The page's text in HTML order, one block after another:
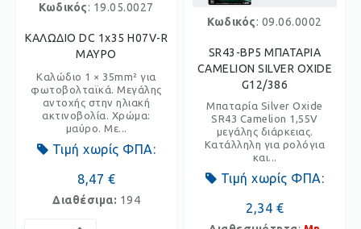
Κωδικός: 19.05.0027
ΚΑΛΩΔΙΟ DC 1x35 H07V-R
ΜΑΥΡΟ
Καλώδιο 1 × 35mm² για
φωτοβολταϊκά. Μεγάλης
αντοχής στην ηλιακή
ακτινοβολία. Χρώμα:
μαύρο. Με...
Τιμή χωρίς ΦΠΑ:
8,47 €
Διαθέσιμα: 194
Κωδικός: 09.06.0002
SR43-BP5 ΜΠΑΤΑΡΙΑ
CAMELION SILVER OXIDE
G12/386
Μπαταρία Silver Oxide
SR43 Camelion 1,55V
μεγάλης διάρκειας.
Κατάλληλη για ρολόγια
και...
Τιμή χωρίς ΦΠΑ:
2,34 €